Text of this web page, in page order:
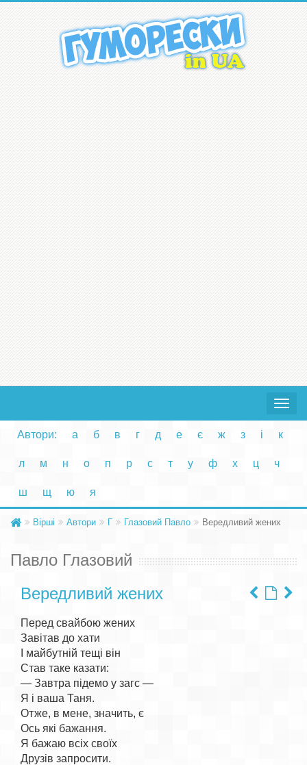
Toggle
Автори: а б в г д е є ж з і к
л м н о п р с т у ф х ц ч
ш щ ю я
Вірші Автори Г Глазовий Павло Вередливий жених
Павло Глазовий
Вередливий жених
Перед свайбою жених
Завітав до хати
І майбутній тещі він
Став таке казати:
— Завтра підемо у загс —
Я і ваша Таня.
Отже, в мене, значить, є
Ось які бажання.
Я бажаю всіх своїх
Друзів запросити.